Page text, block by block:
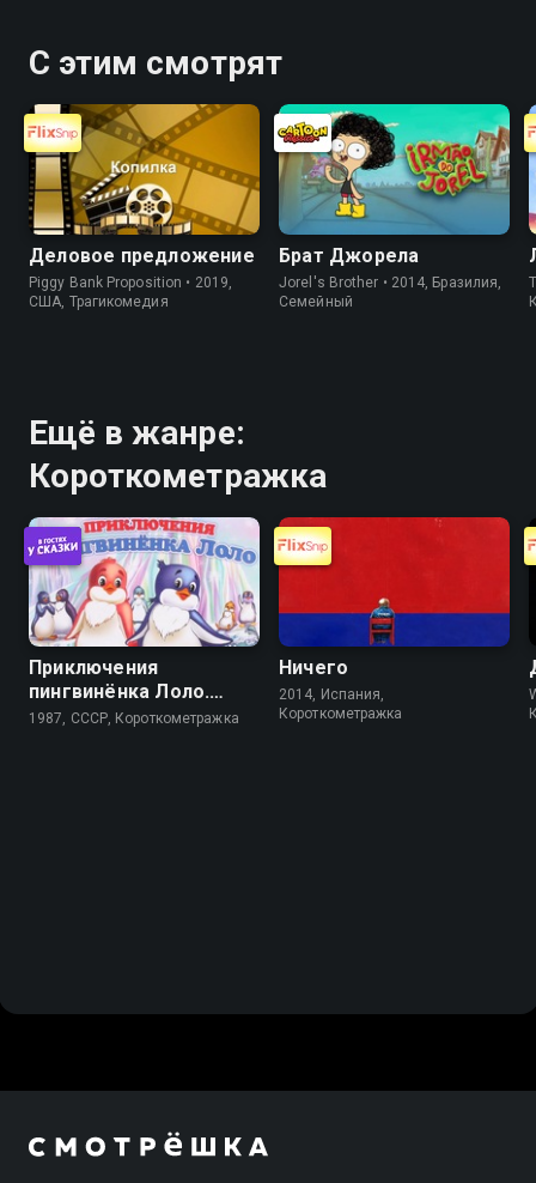
С этим смотрят
Деловое предложение
Piggy Bank Proposition • 2019,
США, Трагикомедия
Брат Джорела
Jorel's Brother • 2014, Бразилия,
Cемейный
Ещё в жанре:
Короткометражка
Приключения
пингвинёнка Лоло.
Фильм третий
1987, СССР, Короткометражка
Ничего
2014, Испания,
Короткометражка